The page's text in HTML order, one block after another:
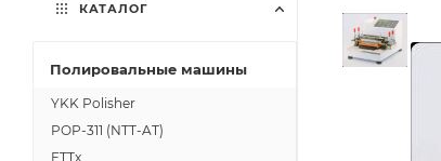
КАТАЛОГ
Полировальные машины
YKK Polisher
POP-311 (NTT-AT)
FTTx